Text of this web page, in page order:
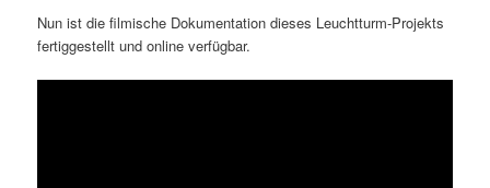
Nun ist die filmische Dokumentation dieses Leuchtturm-Projekts
fertiggestellt und online verfügbar.